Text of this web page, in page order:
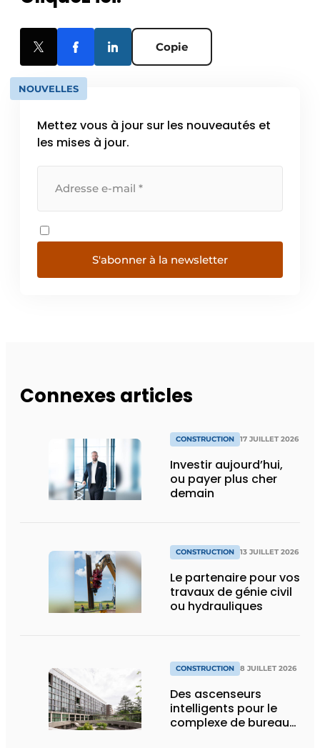
Copie
NOUVELLES
Mettez vous à jour sur les nouveautés et
les mises à jour.
S'abonner à la newsletter
Connexes articles
CONSTRUCTION 17 JUILLET 2026
Investir aujourd’hui,
ou payer plus cher
demain
CONSTRUCTION 13 JUILLET 2026
Le partenaire pour vos
travaux de génie civil
ou hydrauliques
CONSTRUCTION 8 JUILLET 2026
Des ascenseurs
intelligents pour le
complexe de bureaux